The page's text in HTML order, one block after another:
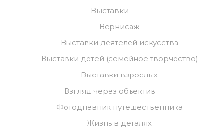
Выставки
Вернисаж
Выставки деятелей искусства
Выставки детей (семейное творчество)
Выставки взрослых
Взгляд через объектив
Фотодневник путешественника
Жизнь в деталях